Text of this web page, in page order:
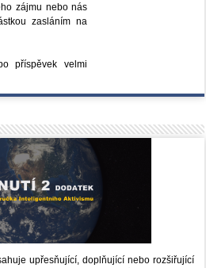
zájmu nebo nás
zasláním na
příspěvek velmi
upřesňující, doplňující nebo rozšiřující